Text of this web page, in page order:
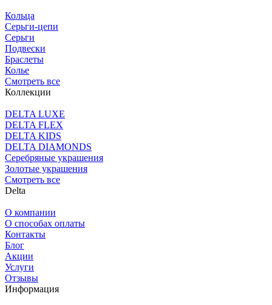
Кольца
Серьги-цепи
Серьги
Подвески
Браслеты
Колье
Смотреть все
Коллекции
DELTA LUXE
DELTA FLEX
DELTA KIDS
DELTA DIAMONDS
Серебряные украшения
Золотые украшения
Смотреть все
Delta
О компании
О способах оплаты
Контакты
Блог
Акции
Услуги
Отзывы
Информация